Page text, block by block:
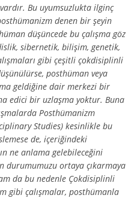
Bu uyumsuzlukta ilginç
denen bir şeyin
düşüncede bu çalışma göz
sibernetik, bilişim, genetik,
gibi çeşitli çokdisiplinli
posthüman veya
geldiğine dair merkezi bir
edici bir uzlaşma yoktur. Buna
Posthümanizm
Studies) kesinlikle bu
de, içeriğindeki
ne anlama gelebileceğini
durumumuzu ortaya çıkarmaya
da bu nedenle Çokdisiplinli
gibi çalışmalar, posthümanla